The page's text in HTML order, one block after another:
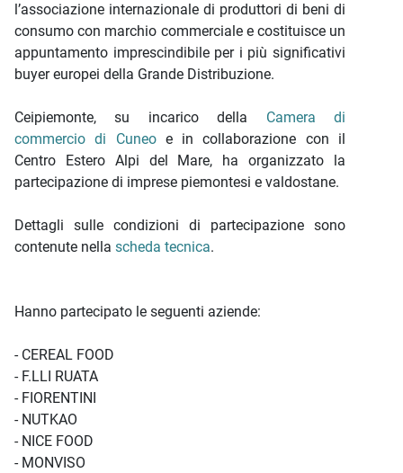
l’associazione internazionale di produttori di beni di
consumo con marchio commerciale e costituisce un
appuntamento imprescindibile per i più significativi
buyer europei della Grande Distribuzione.
Ceipiemonte, su incarico della Camera di
commercio di Cuneoe in collaborazione con il
Centro Estero Alpi del Mare, ha organizzato la
partecipazione di imprese piemontesi e valdostane.
Dettagli sulle condizioni di partecipazione sono
contenute nella scheda tecnica.
Hanno partecipato le seguenti aziende:
- CEREAL FOOD
- F.LLI RUATA
- FIORENTINI
- NUTKAO
- NICE FOOD
- MONVISO